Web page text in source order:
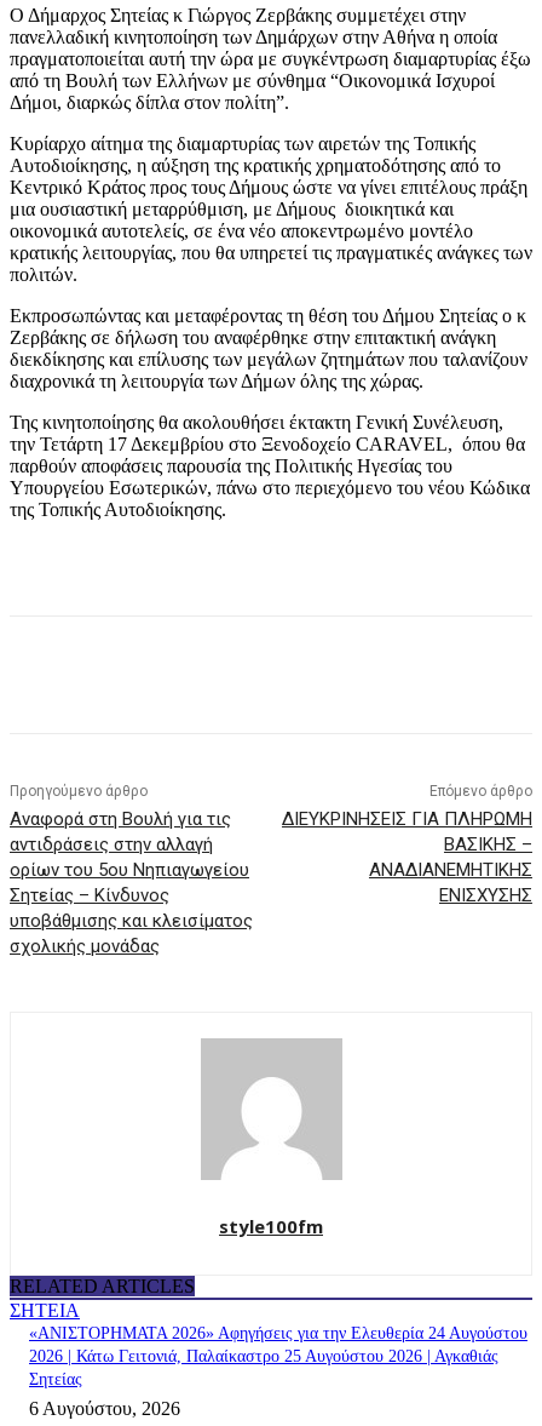
Ο Δήμαρχος Σητείας κ Γιώργος Ζερβάκης συμμετέχει στην
πανελλαδική κινητοποίηση των Δημάρχων στην Αθήνα η οποία
πραγματοποιείται αυτή την ώρα με συγκέντρωση διαμαρτυρίας έξω
από τη Βουλή των Ελλήνων με σύνθημα “Οικονομικά Ισχυροί
Δήμοι, διαρκώς δίπλα στον πολίτη”.
Κυρίαρχο αίτημα της διαμαρτυρίας των αιρετών της Τοπικής
Αυτοδιοίκησης, η αύξηση της κρατικής χρηματοδότησης από το
Κεντρικό Κράτος προς τους Δήμους ώστε να γίνει επιτέλους πράξη
μια ουσιαστική μεταρρύθμιση, με Δήμους διοικητικά και
οικονομικά αυτοτελείς, σε ένα νέο αποκεντρωμένο μοντέλο
κρατικής λειτουργίας, που θα υπηρετεί τις πραγματικές ανάγκες των
πολιτών.
Εκπροσωπώντας και μεταφέροντας τη θέση του Δήμου Σητείας ο κ
Ζερβάκης σε δήλωση του αναφέρθηκε στην επιτακτική ανάγκη
διεκδίκησης και επίλυσης των μεγάλων ζητημάτων που ταλανίζουν
διαχρονικά τη λειτουργία των Δήμων όλης της χώρας.
Της κινητοποίησης θα ακολουθήσει έκτακτη Γενική Συνέλευση,
την Τετάρτη 17 Δεκεμβρίου στο Ξενοδοχείο CARAVEL, όπου θα
παρθούν αποφάσεις παρουσία της Πολιτικής Ηγεσίας του
Υπουργείου Εσωτερικών, πάνω στο περιεχόμενο του νέου Κώδικα
της Τοπικής Αυτοδιοίκησης.
Προηγούμενο άρθρο
Αναφορά στη Βουλή για τις
αντιδράσεις στην αλλαγή
ορίων του 5ου Νηπιαγωγείου
Σητείας – Κίνδυνος
υποβάθμισης και κλεισίματος
σχολικής μονάδας
Επόμενο άρθρο
ΔΙΕΥΚΡΙΝΗΣΕΙΣ ΓΙΑ ΠΛΗΡΩΜΗ
ΒΑΣΙΚΗΣ –
ΑΝΑΔΙΑΝΕΜΗΤΙΚΗΣ
ΕΝΙΣΧΥΣΗΣ
style100fm
RELATED ARTICLES
ΣΗΤΕΙΑ
«ΑΝΙΣΤΟΡΗΜΑΤΑ 2026» Αφηγήσεις για την Ελευθερία 24 Αυγούστου
2026 | Κάτω Γειτονιά, Παλαίκαστρο 25 Αυγούστου 2026 | Αγκαθιάς
Σητείας
6 Αυγούστου, 2026